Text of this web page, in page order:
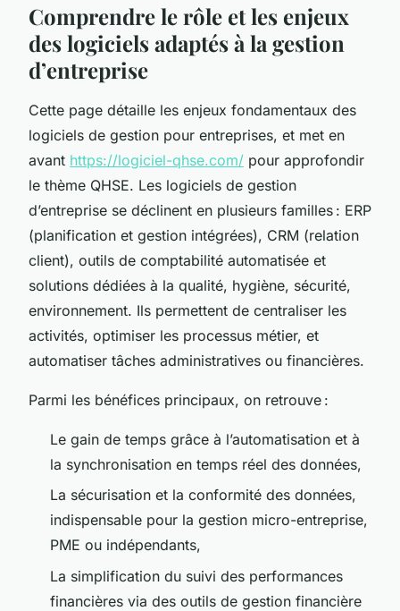
Comprendre le rôle et les enjeux
des logiciels adaptés à la gestion
d’entreprise
Cette page détaille les enjeux fondamentaux des
logiciels de gestion pour entreprises, et met en
avant https://logiciel-qhse.com/ pour approfondir
le thème QHSE. Les logiciels de gestion
d’entreprise se déclinent en plusieurs familles : ERP
(planification et gestion intégrées), CRM (relation
client), outils de comptabilité automatisée et
solutions dédiées à la qualité, hygiène, sécurité,
environnement. Ils permettent de centraliser les
activités, optimiser les processus métier, et
automatiser tâches administratives ou financières.
Parmi les bénéfices principaux, on retrouve :
Le gain de temps grâce à l’automatisation et à
la synchronisation en temps réel des données,
La sécurisation et la conformité des données,
indispensable pour la gestion micro-entreprise,
PME ou indépendants,
La simplification du suivi des performances
financières via des outils de gestion financière